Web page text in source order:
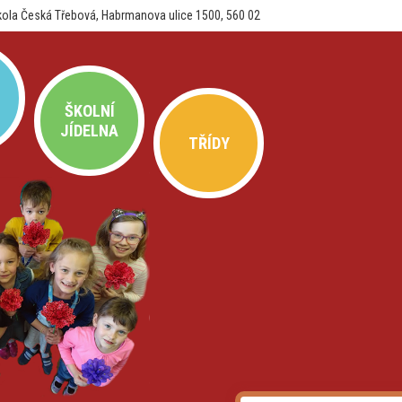
Česká Třebová, Habrmanova ulice 1500, 560 02
ŠKOLNÍ
JÍDELNA
TŘÍDY